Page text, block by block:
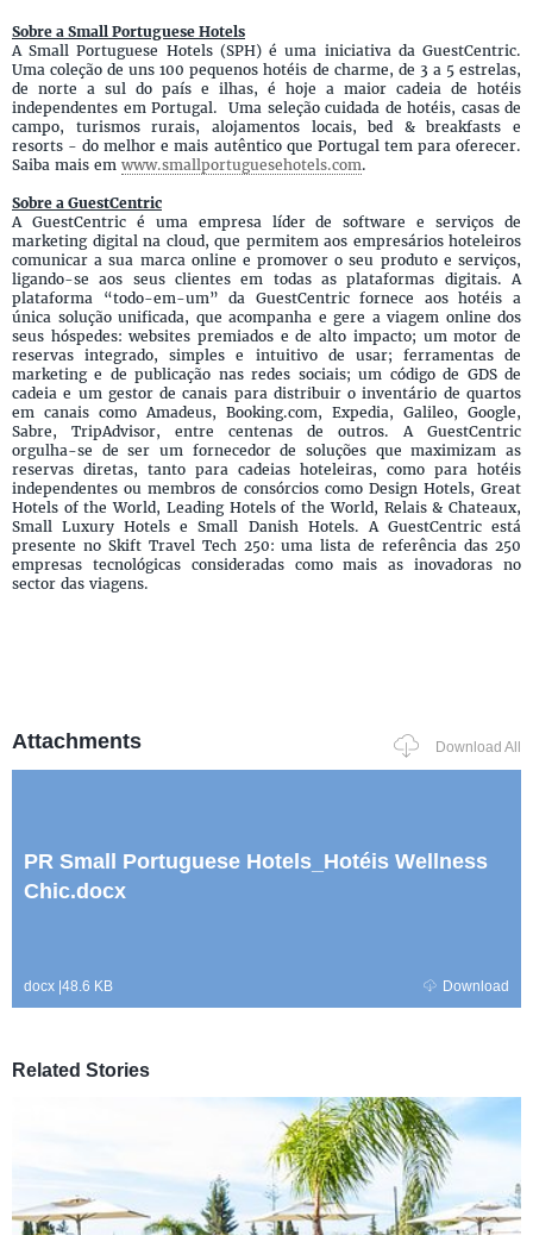
Sobre a Small Portuguese Hotels
A Small Portuguese Hotels (SPH) é uma iniciativa da GuestCentric.
Uma coleção de uns 100 pequenos hotéis de charme, de 3 a 5 estrelas,
de norte a sul do país e ilhas, é hoje a maior cadeia de hotéis
independentes em Portugal. Uma seleção cuidada de hotéis, casas de
campo, turismos rurais, alojamentos locais, bed & breakfasts e
resorts - do melhor e mais autêntico que Portugal tem para oferecer.
Saiba mais em www.smallportuguesehotels.com.
Sobre a GuestCentric
A GuestCentric é uma empresa líder de software e serviços de
marketing digital na cloud, que permitem aos empresários hoteleiros
comunicar a sua marca online e promover o seu produto e serviços,
ligando-se aos seus clientes em todas as plataformas digitais. A
plataforma “todo-em-um” da GuestCentric fornece aos hotéis a
única solução unificada, que acompanha e gere a viagem online dos
seus hóspedes: websites premiados e de alto impacto; um motor de
reservas integrado, simples e intuitivo de usar; ferramentas de
marketing e de publicação nas redes sociais; um código de GDS de
cadeia e um gestor de canais para distribuir o inventário de quartos
em canais como Amadeus, Booking.com, Expedia, Galileo, Google,
Sabre, TripAdvisor, entre centenas de outros. A GuestCentric
orgulha-se de ser um fornecedor de soluções que maximizam as
reservas diretas, tanto para cadeias hoteleiras, como para hotéis
independentes ou membros de consórcios como Design Hotels, Great
Hotels of the World, Leading Hotels of the World, Relais & Chateaux,
Small Luxury Hotels e Small Danish Hotels. A GuestCentric está
presente no Skift Travel Tech 250: uma lista de referência das 250
empresas tecnológicas consideradas como mais as inovadoras no
sector das viagens.
Attachments Download All
PR Small Portuguese Hotels_Hotéis Wellness
Chic.docx
docx 48.6 KB Download
Related Stories